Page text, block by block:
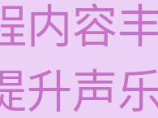
内容
升声